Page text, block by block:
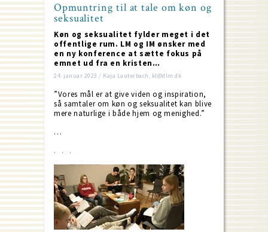
Opmuntring til at tale om køn og
seksualitet
Køn og seksualitet fylder meget i det
offentlige rum. LM og IM ønsker med
en ny konference at sætte fokus på
emnet ud fra en kristen…
24. januar 2023 / Kaja Lauterbach, kl@dlm.dk
”Vores mål er at give viden og inspiration,
så samtaler om køn og seksualitet kan blive
mere naturlige i både hjem og menighed.”
…